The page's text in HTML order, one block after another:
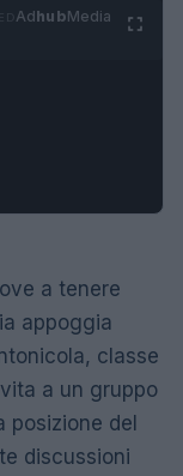
AdhubMedia
a tenere
appoggia
classe
a un gruppo
posizione del
discussioni